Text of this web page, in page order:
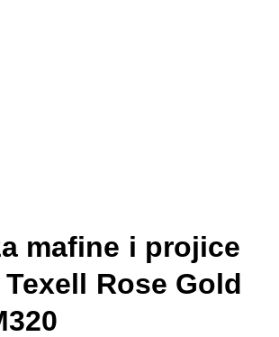
mafine i projice
Rose Gold